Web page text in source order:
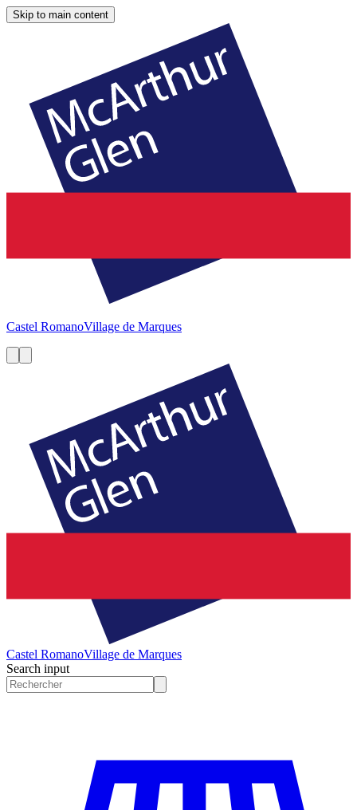
Skip to main content
Castel RomanoVillage de Marques
Castel RomanoVillage de Marques
Search input